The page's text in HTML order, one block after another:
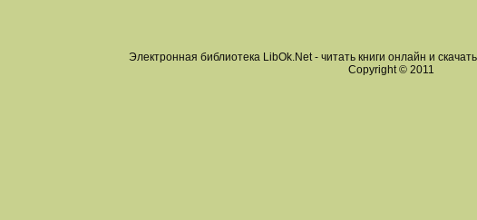
Электронная библиотека LibOk.Net - читать книги онлайн и
Copyright © 2011